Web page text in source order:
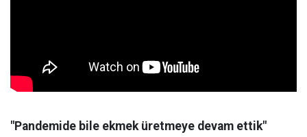
"Pandemide bile ekmek üretmeye devam ettik"